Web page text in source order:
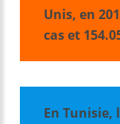
Unis, en
cas et
En Tunisie,